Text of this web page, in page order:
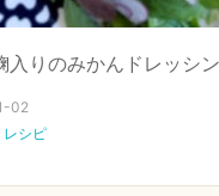
02
レシピ